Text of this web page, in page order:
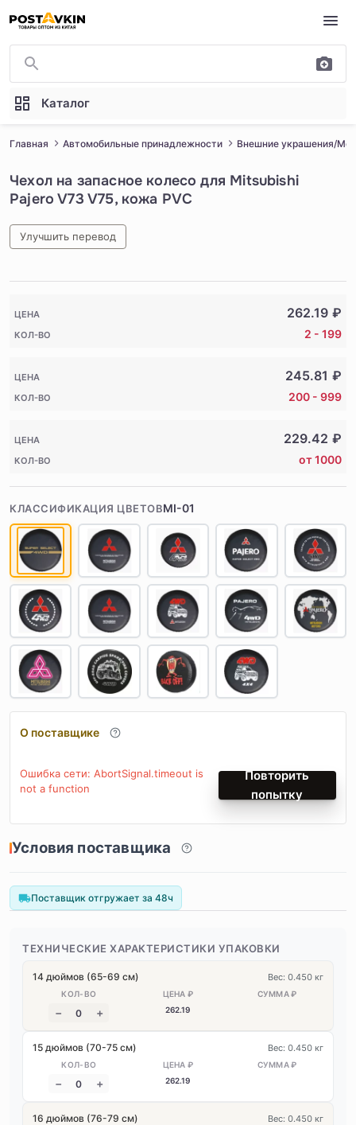
Перейти к основному содержимому
Каталог
Главная Автомобильные принадлежности Внешние украшения/
Чехол на запасное колесо для Mitsubishi
Pajero V73 V75, кожа PVC
Улучшить перевод
ЦЕНА 262.19 ₽
КОЛ-ВО 2 - 199
ЦЕНА 245.81 ₽
КОЛ-ВО 200 - 999
ЦЕНА 229.42 ₽
КОЛ-ВО от 1000
КЛАССИФИКАЦИЯ ЦВЕТОВMI-01
О поставщике
Ошибка сети: AbortSignal.timeout is
not a function
Повторить
попытку
Условия поставщика
Поставщик отгружает за 48ч
ТЕХНИЧЕСКИЕ ХАРАКТЕРИСТИКИ УПАКОВКИ
14 дюймов (65-69 см)
262.19
Вес: 0.450 кг
15 дюймов (70-75 см)
262.19
Вес: 0.450 кг
16 дюймов (76-79 см) Вес: 0.450 кг